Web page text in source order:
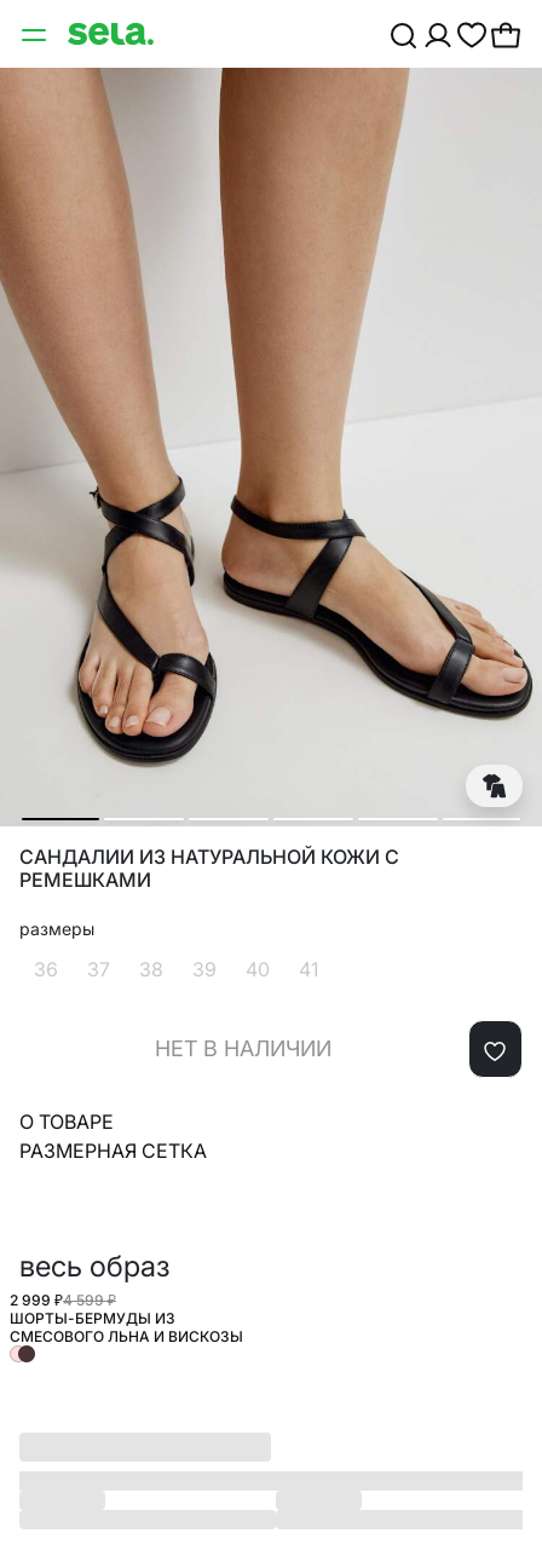
САНДАЛИИ ИЗ НАТУРАЛЬНОЙ КОЖИ С
РЕМЕШКАМИ
размеры
36 37 38 39 40 41
НЕТ В НАЛИЧИИ
О ТОВАРЕ
РАЗМЕРНАЯ СЕТКА
весь образ
SELA.PREMIUM
2 999 ₽4 599 ₽
ШОРТЫ-БЕРМУДЫ ИЗ
СМЕСОВОГО ЛЬНА И ВИСКОЗЫ